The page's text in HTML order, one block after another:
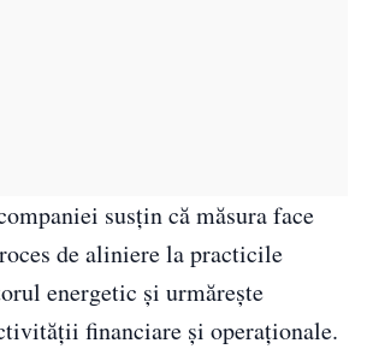
susțin că măsura face
de aliniere la practicile
energetic și urmărește
financiare și operaționale.